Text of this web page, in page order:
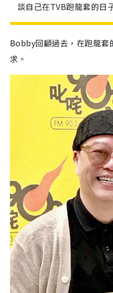
談自己在TVB跑龍套的日
Bobby回顧過去，在跑龍套
求。